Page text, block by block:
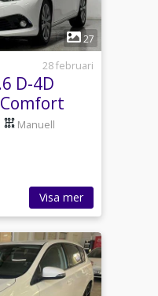
27
28 februari
D-4D
Manuell
Visa mer